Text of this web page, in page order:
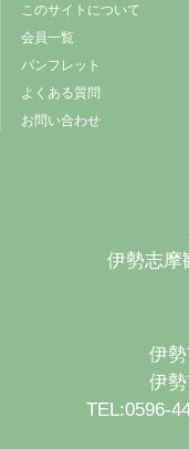
このサイトについて
会員一覧
パンフレット
よくある質問
お問い合わせ
伊勢志摩
伊
伊
TEL:0596-